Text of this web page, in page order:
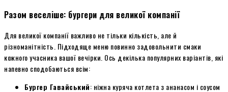
Разом веселіше: бургери для великої компанії
Для великої компанії важливо не тільки кількість, але й
різноманітність. Підходяще меню повинно задовольнити смаки
кожного учасника вашої вечірки. Ось декілька популярних варіантів, які
напевно сподобаються всім:
Бургер Гавайський: ніжна куряча котлета з ананасом і соусом